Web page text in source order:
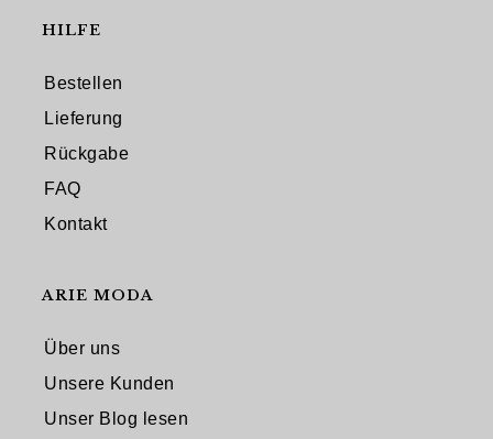
HILFE
Bestellen
Lieferung
Rückgabe
FAQ
Kontakt
ARIE MODA
Über uns
Unsere Kunden
Unser Blog lesen